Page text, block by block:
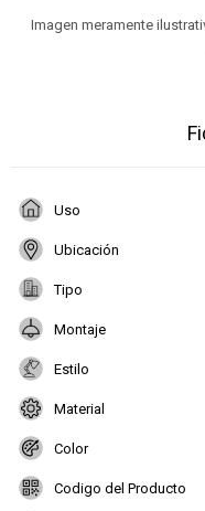
Imagen meramente
Uso
Ubicación
Tipo
Montaje
Estilo
Material
Color
Codigo del Producto